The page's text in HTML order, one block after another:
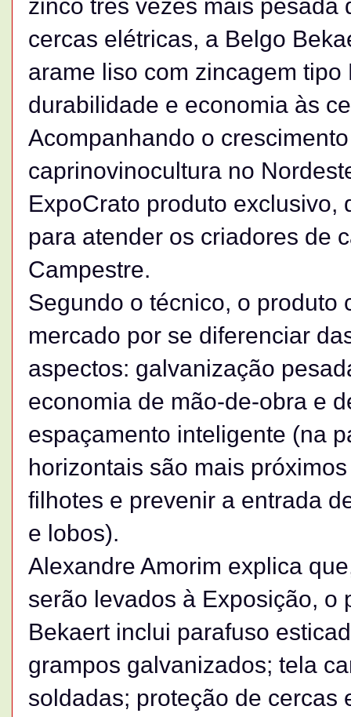
zinco três vezes mais pesada
cercas elétricas, a Belgo
arame liso com zincagem
durabilidade e economia às
Acompanhando o
caprinovinocultura no
ExpoCrato produto
para atender os criadores de
Campestre.
Segundo o técnico, o produto
mercado por se diferenciar
aspectos: galvanização
economia de mão-de-obra e
espaçamento inteligente (na
horizontais são mais
filhotes e prevenir a entrada
e lobos).
Alexandre Amorim explica
serão levados à Exposição, o
Bekaert inclui parafuso
grampos galvanizados; tela
soldadas; proteção de cercas